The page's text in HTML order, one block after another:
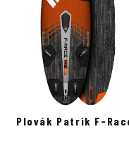
Plovák Patrik F-